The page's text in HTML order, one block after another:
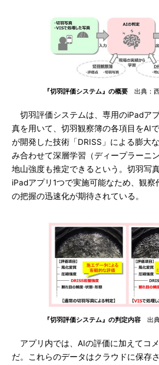
『切羽評価システム』の概要 出典：
切羽評価システムは、専用のiPadア
真を用いて、切羽観察簿の各項目をAI
が開発した技術「DRISS」による膨大
み合わせて深層学習（ディープラーニ
地山強度も推定できるという。切羽写
iPadアプリ1つで実施可能なため、観
の把握の迅速化が期待されている。
『切羽評価システム』の判定内容 出
アプリ内では、AIの評価に加えてコ
だ。これらのデータはクラウドに保存